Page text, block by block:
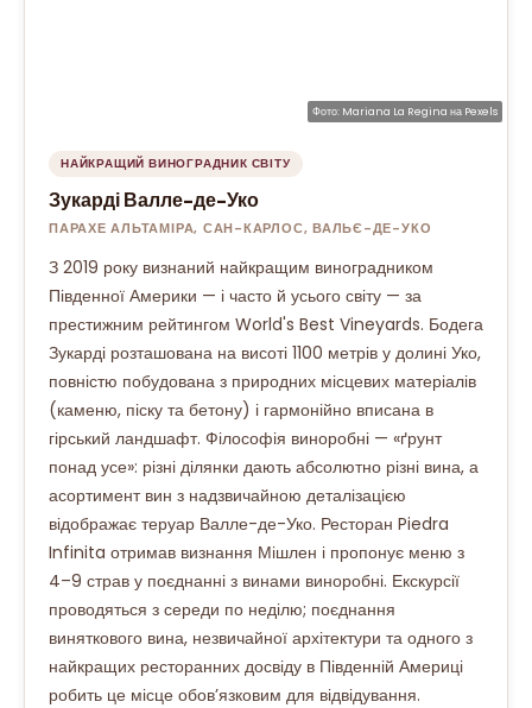
Фото: Mariana La Regina на Pexels
НАЙКРАЩИЙ ВИНОГРАДНИК СВІТУ
Зукарді Валле-де-Уко
ПАРАХЕ АЛЬТАМІРА, САН-КАРЛОС, ВАЛЬЄ-ДЕ-УКО
З 2019 року визнаний найкращим виноградником
Південної Америки — і часто й усього світу — за
престижним рейтингом World's Best Vineyards. Бодега
Зукарді розташована на висоті 1100 метрів у долині Уко,
повністю побудована з природних місцевих матеріалів
(каменю, піску та бетону) і гармонійно вписана в
гірський ландшафт. Філософія виноробні — «ґрунт
понад усе»: різні ділянки дають абсолютно різні вина, а
асортимент вин з надзвичайною деталізацією
відображає теруар Валле-де-Уко. Ресторан Piedra
Infinita отримав визнання Мішлен і пропонує меню з
4–9 страв у поєднанні з винами виноробні. Екскурсії
проводяться з середи по неділю; поєднання
виняткового вина, незвичайної архітектури та одного з
найкращих ресторанних досвіду в Південній Америці
робить це місце обов’язковим для відвідування.